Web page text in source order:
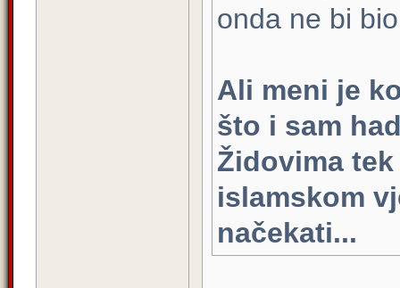
onda ne bi
Ali meni je
što i sam
Židovima
islamskom
načekati...